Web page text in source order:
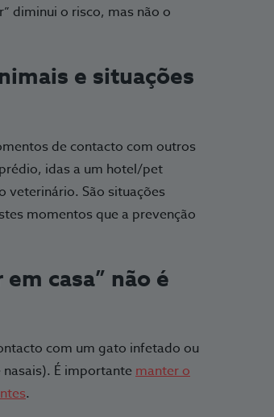
diminui o risco, mas não o
e situações
de contacto com outros
idas a um hotel/pet
veterinário. São situações
momentos que a prevenção
casa” não é
com um gato infetado ou
É importante manter o
.